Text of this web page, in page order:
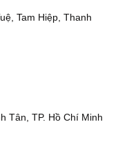
Tam Hiệp, Thanh
Tân, TP. Hồ Chí Minh